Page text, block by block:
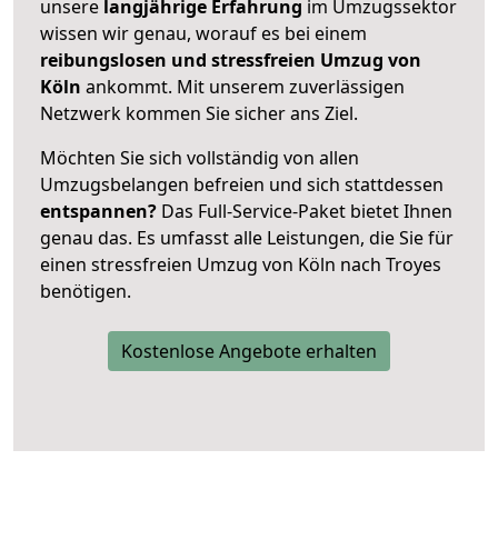
unsere langjährige Erfahrung im Umzugssektor
wissen wir genau, worauf es bei einem
reibungslosen und stressfreien Umzug von
Köln ankommt. Mit unserem zuverlässigen
Netzwerk kommen Sie sicher ans Ziel.
Möchten Sie sich vollständig von allen
Umzugsbelangen befreien und sich stattdessen
entspannen? Das Full-Service-Paket bietet Ihnen
genau das. Es umfasst alle Leistungen, die Sie für
einen stressfreien Umzug von Köln nach Troyes
benötigen.
Kostenlose Angebote erhalten